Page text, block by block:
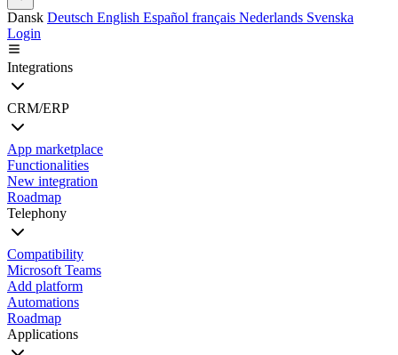
Dansk Deutsch English Español français Nederlands Svenska
Login
Integrations
CRM/ERP
App marketplace
Functionalities
New integration
Roadmap
Telephony
Compatibility
Microsoft Teams
Add platform
Automations
Roadmap
Applications